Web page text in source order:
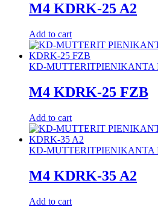
M4 KDRK-25 A2
Add to cart
KD-MUTTERITPIENIKANTA
M4 KDRK-25 FZB
Add to cart
KD-MUTTERITPIENIKANTA
M4 KDRK-35 A2
Add to cart